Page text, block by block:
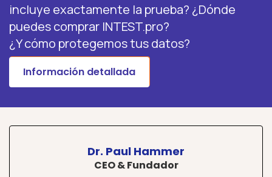
incluye exactamente la prueba? ¿Dónde
puedes comprar INTEST.pro?
¿Y cómo protegemos tus datos?
Información detallada
Dr. Paul Hammer
CEO & Fundador